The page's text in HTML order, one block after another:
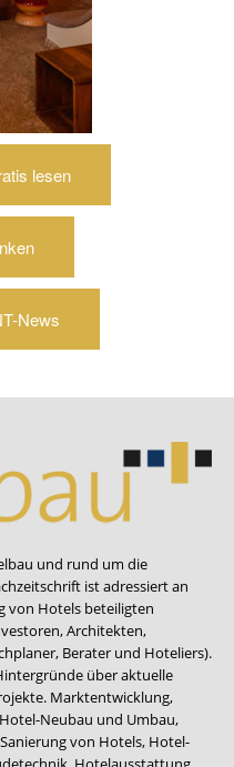
lesen
News
und rund um die
ist adressiert an
von Hotels beteiligten
Architekten,
Berater und Hoteliers).
über aktuelle
Marktentwicklung,
Neubau und Umbau,
von Hotels, Hotel-